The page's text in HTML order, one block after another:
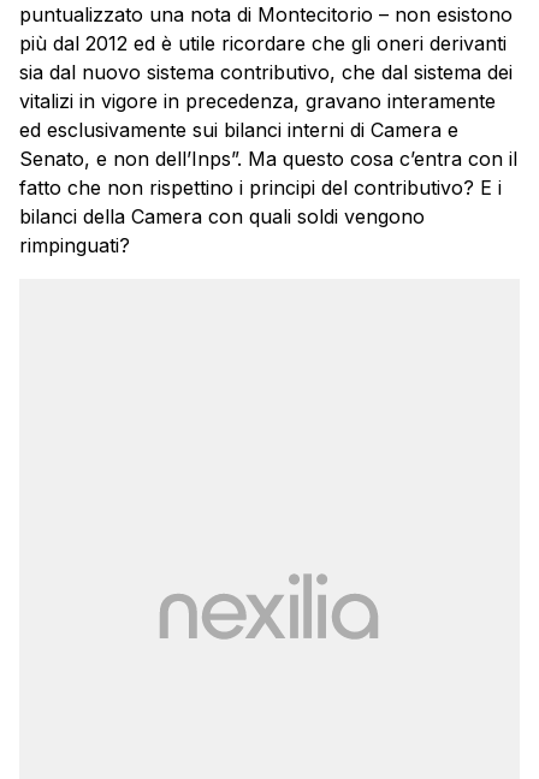
puntualizzato una nota di Montecitorio – non esistono
più dal 2012 ed è utile ricordare che gli oneri derivanti
sia dal nuovo sistema contributivo, che dal sistema dei
vitalizi in vigore in precedenza, gravano interamente
ed esclusivamente sui bilanci interni di Camera e
Senato, e non dell’Inps”. Ma questo cosa c’entra con il
fatto che non rispettino i principi del contributivo? E i
bilanci della Camera con quali soldi vengono
rimpinguati?